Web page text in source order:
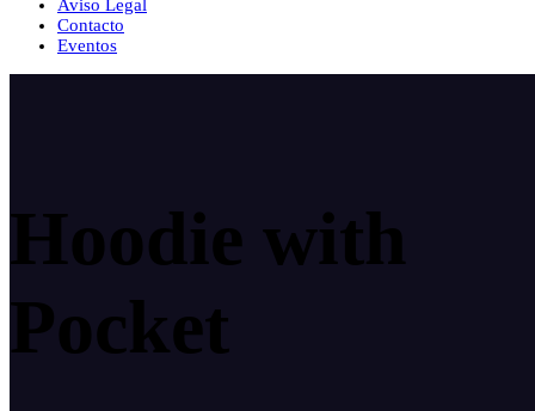
Aviso Legal
Contacto
Eventos
Hoodie with
Pocket